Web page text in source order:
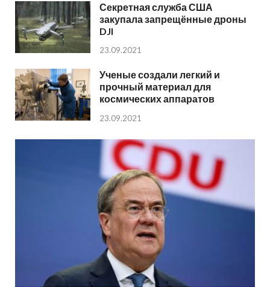
Секретная служба США
закупала запрещённые дроны
DJI
23.09.2021
Ученые создали легкий и
прочный материал для
космических аппаратов
23.09.2021